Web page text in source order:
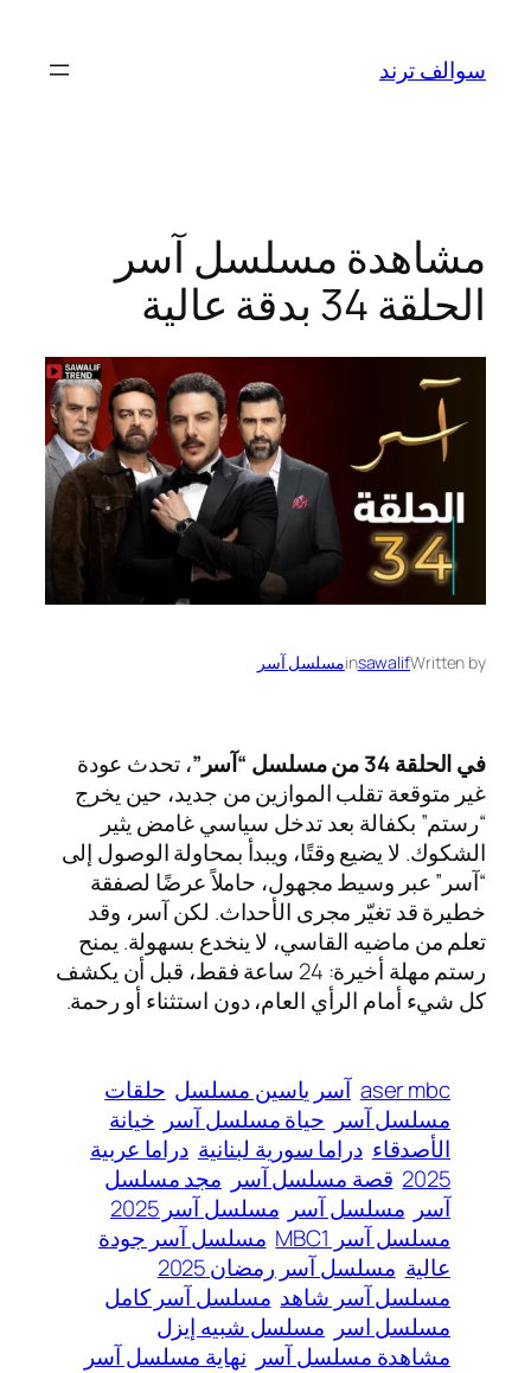
المحتوى
سوالف ترند
مشاهدة مسلسل آسر
الحلقة 34 بدقة عالية
Written by
sawalif
inمسلسل آسر
في الحلقة 34 من مسلسل “آسر”
، تحدث عودة
غير متوقعة تقلب الموازين من جديد، حين يخرج
“رستم” بكفالة بعد تدخل سياسي غامض يثير
الشكوك. لا يضيع وقتًا، ويبدأ بمحاولة الوصول إلى
“آسر” عبر وسيط مجهول، حاملاً عرضًا لصفقة
خطيرة قد تغيّر مجرى الأحداث. لكن آسر، وقد
تعلم من ماضيه القاسي، لا ينخدع بسهولة. يمنح
رستم مهلة أخيرة: 24 ساعة فقط، قبل أن يكشف
كل شيء أمام الرأي العام، دون استثناء أو رحمة.
aser mbc آسر ياسين مسلسل حلقات
مسلسل آسر حياة مسلسل آسر خيانة
الأصدقاء دراما سورية لبنانية دراما عربية
2025 قصة مسلسل آسر مجد مسلسل
آسر مسلسل آسر مسلسل آسر 2025
مسلسل آسر MBC1
مسلسل آسر جودة
عالية مسلسل آسر رمضان 2025
مسلسل آسر شاهد مسلسل آسر كامل
مسلسل اسر مسلسل شبيه إيزل
مشاهدة مسلسل آسر نهاية مسلسل آسر